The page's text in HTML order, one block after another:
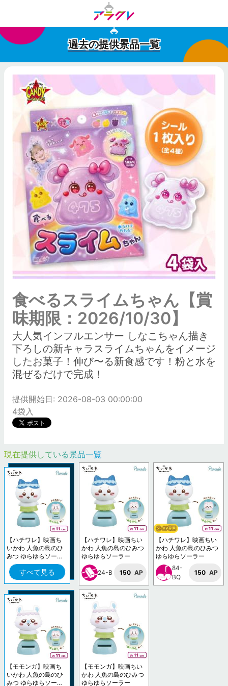
過去の提供景品一覧
食べるスライムちゃん【賞
味期限：2026/10/30】
大人気インフルエンサー しなこちゃん描き
下ろしの新キャラスライムちゃんをイメージ
したお菓子！伸び〜る新食感です！粉と水を
混ぜるだけで完成！
提供開始日: 2026-08-03 00:00:00
4袋入
現在提供している景品一覧
【ハチワレ】映画ち
いかわ 人魚の島のひ
みつ ゆらゆらソーラ
ー
すべて見る
【ハチワレ】映画ちい
かわ 人魚の島のひみつ
ゆらゆらソーラー
24-B 150 AP
【ハチワレ】映画ちい
かわ 人魚の島のひみつ
ゆらゆらソーラー
84-
BQ
150 AP
【モモンガ】映画ち
いかわ 人魚の島のひ
みつ ゆらゆらソーラ
【モモンガ】映画ちい
かわ 人魚の島のひみつ
ゆらゆらソーラー